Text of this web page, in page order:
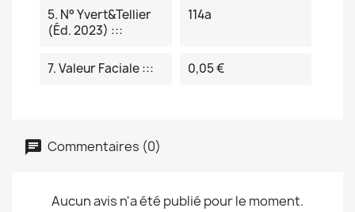
5. N° Yvert&Tellier
(éd. 2023) :::
114a
7. Valeur Faciale ::: 0,05 €
Commentaires (0)
Aucun avis n'a été publié pour le moment.